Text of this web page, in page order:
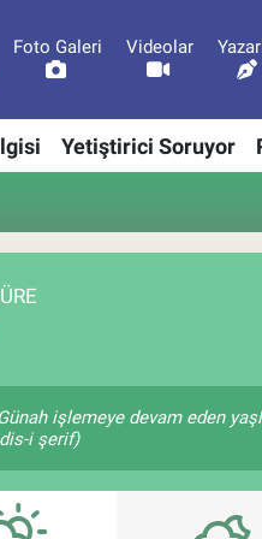
Foto Galeri Videolar
Yetiştirici Soruyor
işlemeye devam eden
i şerif)